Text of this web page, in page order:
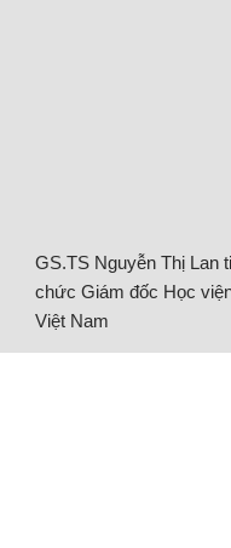
GS.TS Nguyễn Thị Lan
chức Giám đốc Học
Việt Nam